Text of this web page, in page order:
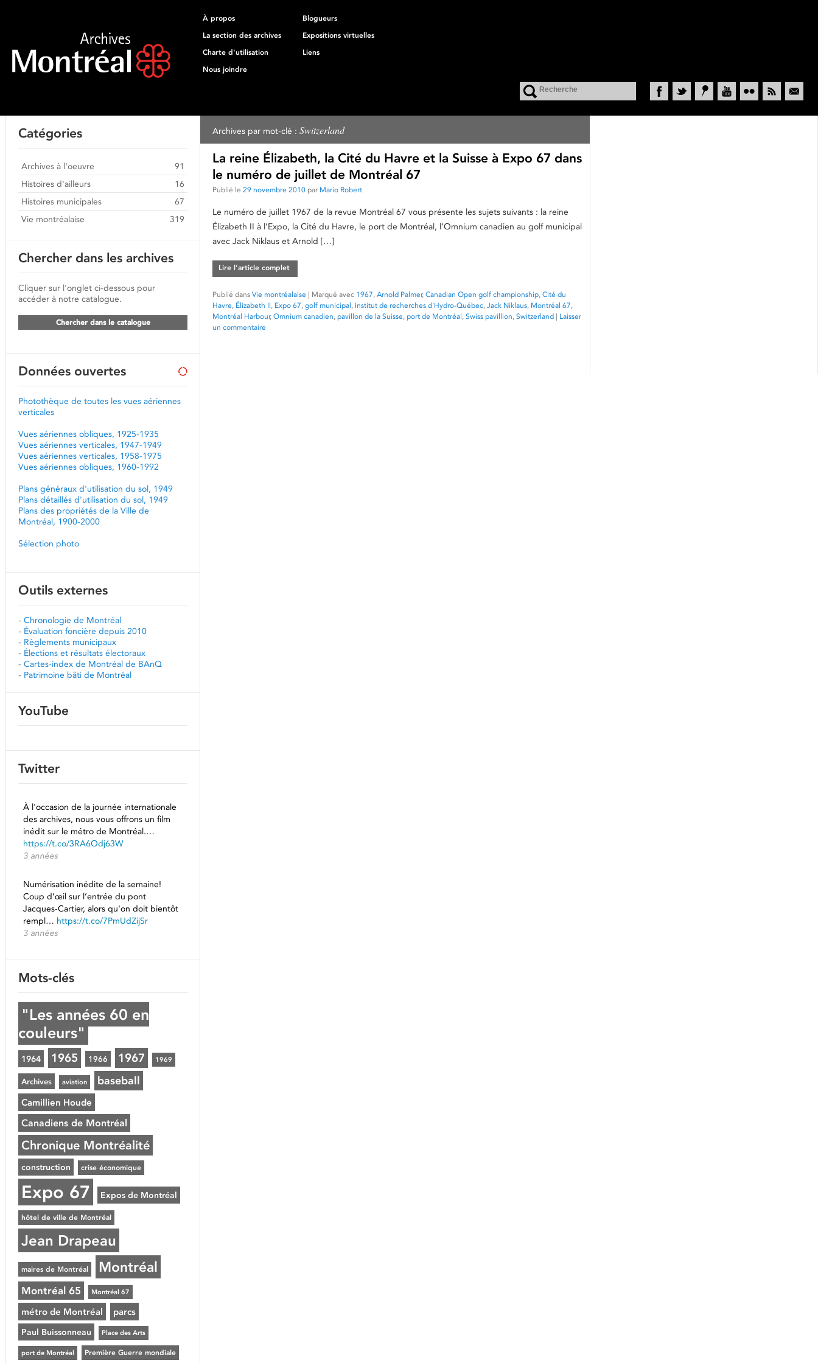
À propos
Blogueurs
La section des archives
Expositions virtuelles
Charte d'utilisation
Liens
Nous joindre
Archives par mot-clé : Switzerland
La reine Élizabeth, la Cité du Havre et la Suisse à Expo 67 dans
le numéro de juillet de Montréal 67
Publié le 29 novembre 2010 par Mario Robert
Le numéro de juillet 1967 de la revue Montréal 67 vous présente les sujets suivants : la reine
Élizabeth II à l’Expo, la Cité du Havre, le port de Montréal, l’Omnium canadien au golf municipal
avec Jack Niklaus et Arnold […]
Lire l’article complet
Publié dans Vie montréalaise | Marqué avec 1967, Arnold Palmer, Canadian Open golf championship, Cité du
Havre, Élizabeth II, Expo 67, golf municipal, Institut de recherches d'Hydro-Québec, Jack Niklaus, Montréal 67,
Montréal Harbour, Omnium canadien, pavillon de la Suisse, port de Montréal, Swiss pavillion, Switzerland | Laisser
un commentaire
Catégories
Archives à l'oeuvre
91
Histoires d'ailleurs
16
Histoires municipales
67
Vie montréalaise
319
Chercher dans les archives
Cliquer sur l'onglet ci-dessous pour
accéder à notre catalogue.
Chercher dans le catalogue
Données ouvertes
Photothèque de toutes les vues aériennes
verticales
Vues aériennes obliques, 1925-1935
Vues aériennes verticales, 1947-1949
Vues aériennes verticales, 1958-1975
Vues aériennes obliques, 1960-1992
Plans généraux d'utilisation du sol, 1949
Plans détaillés d'utilisation du sol, 1949
Plans des propriétés de la Ville de
Montréal, 1900-2000
Sélection photo
Outils externes
- Chronologie de Montréal
- Évaluation foncière depuis 2010
- Règlements municipaux
- Élections et résultats électoraux
- Cartes-index de Montréal de BAnQ
- Patrimoine bâti de Montréal
YouTube
Twitter
À l'occasion de la journée internationale
des archives, nous vous offrons un film
inédit sur le métro de Montréal.…
https://t.co/3RA6Odj63W
3 années
Numérisation inédite de la semaine!
Coup d’œil sur l’entrée du pont
Jacques-Cartier, alors qu'on doit bientôt
rempl… https://t.co/7PmUdZijSr
3 années
Mots-clés
"Les années 60 en
couleurs"
1964 1965 1966 1967 1969
Archives aviation baseball
Camillien Houde
Canadiens de Montréal
Chronique Montréalité
construction crise économique
Expo 67 Expos de Montréal
hôtel de ville de Montréal
Jean Drapeau
maires de Montréal Montréal
Montréal 65 Montréal 67
métro de Montréal parcs
Paul Buissonneau Place des Arts
port de Montréal Première Guerre mondiale